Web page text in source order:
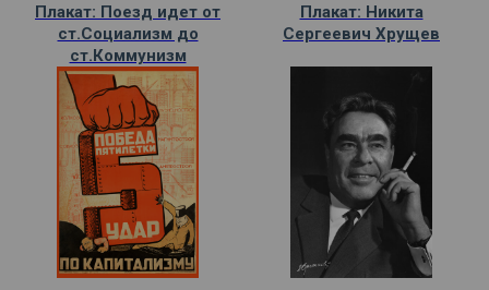
Плакат: Поезд идет от
ст.Социализм до
ст.Коммунизм
Плакат: Никита
Сергеевич Хрущев